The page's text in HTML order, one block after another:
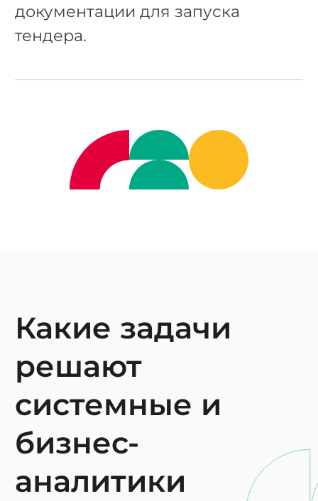
документации для запуска
тендера.
Какие задачи
решают
системные и
бизнес-
аналитики